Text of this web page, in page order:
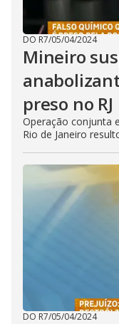
DO R7/05/04/2024
Mineiro
preso no RJ
Operação conjunta
Rio de Janeiro
DO R7/05/04/2024